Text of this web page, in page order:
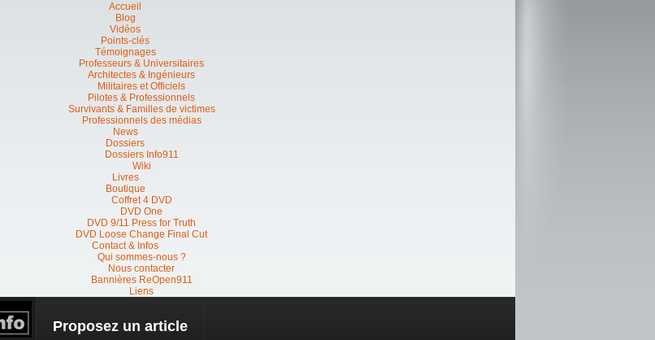
Accueil
Blog
Vidéos
Points-clés
Témoignages
Professeurs & Universitaires
Architectes & Ingénieurs
Militaires et Officiels
Pilotes & Professionnels
Survivants & Familles de victimes
Professionnels des médias
News
Dossiers
Dossiers Info911
Wiki
Livres
Boutique
Coffret 4 DVD
DVD One
DVD 9/11 Press for Truth
DVD Loose Change Final Cut
Contact & Infos
Qui sommes-nous ?
Nous contacter
Bannières ReOpen911
Liens
Proposez un article